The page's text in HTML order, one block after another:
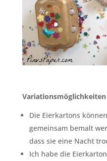
Variationsmöglichkeiten
Die Eierkartons
gemeinsam bemalt
dass sie eine Nacht
Ich habe die